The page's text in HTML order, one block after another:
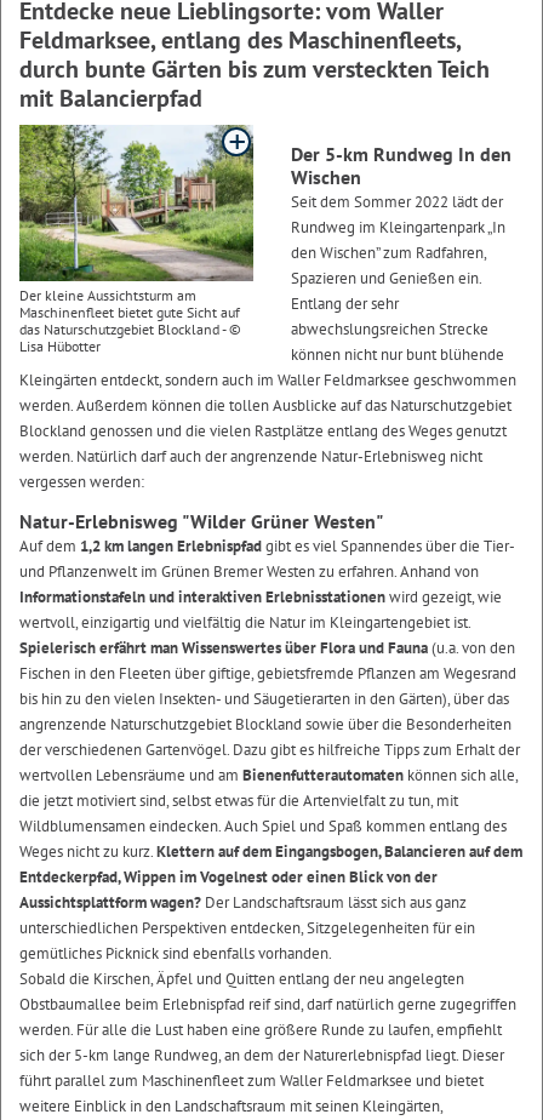
Entdecke neue Lieblingsorte: vom Waller
Feldmarksee, entlang des Maschinenfleets,
durch bunte Gärten bis zum versteckten Teich
mit Balancierpfad
Der kleine Aussichtsturm am
Maschinenfleet bietet gute Sicht auf
das Naturschutzgebiet Blockland - ©
Lisa Hübotter
Der 5-km Rundweg In den
Wischen
Seit dem Sommer 2022 lädt der
Rundweg im Kleingartenpark „In
den Wischen” zum Radfahren,
Spazieren und Genießen ein.
Entlang der sehr
abwechslungsreichen Strecke
können nicht nur bunt blühende
Kleingärten entdeckt, sondern auch im Waller Feldmarksee geschwommen
werden. Außerdem können die tollen Ausblicke auf das Naturschutzgebiet
Blockland genossen und die vielen Rastplätze entlang des Weges genutzt
werden. Natürlich darf auch der angrenzende Natur-Erlebnisweg nicht
vergessen werden:
Natur-Erlebnisweg "Wilder Grüner Westen"
Auf dem 1,2 km langen Erlebnispfadgibt es viel Spannendes über die Tier-
und Pflanzenwelt im Grünen Bremer Westen zu erfahren. Anhand von
Informationstafeln und interaktiven Erlebnisstationenwird gezeigt, wie
wertvoll, einzigartig und vielfältig die Natur im Kleingartengebiet ist.
Spielerisch erfährt man Wissenswertes über Flora und Fauna(u.a. von den
Fischen in den Fleeten über giftige, gebietsfremde Pflanzen am Wegesrand
bis hin zu den vielen Insekten- und Säugetierarten in den Gärten), über das
angrenzende Naturschutzgebiet Blockland sowie über die Besonderheiten
der verschiedenen Gartenvögel. Dazu gibt es hilfreiche Tipps zum Erhalt der
wertvollen Lebensräume und am Bienenfutterautomaten können sich alle,
die jetzt motiviert sind, selbst etwas für die Artenvielfalt zu tun, mit
Wildblumensamen eindecken. Auch Spiel und Spaß kommen entlang des
Weges nicht zu kurz.Klettern auf dem Eingangsbogen, Balancieren auf dem
Entdeckerpfad, Wippen im Vogelnest oder einen Blick von der
Aussichtsplattform wagen? Der Landschaftsraum lässt sich aus ganz
unterschiedlichen Perspektiven entdecken, Sitzgelegenheiten für ein
gemütliches Picknick sind ebenfalls vorhanden.
Sobald die Kirschen, Äpfel und Quitten entlang der neu angelegten
Obstbaumallee beim Erlebnispfad reif sind, darf natürlich gerne zugegriffen
werden. Für alle die Lust haben eine größere Runde zu laufen, empfiehlt
sich der 5-km lange Rundweg, an dem der Naturerlebnispfad liegt. Dieser
führt parallel zum Maschinenfleet zum Waller Feldmarksee und bietet
weitere Einblick in den Landschaftsraum mit seinen Kleingärten,